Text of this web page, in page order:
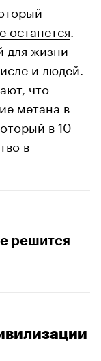
останется
для жизни
и людей.
что
метана в
в 10
в
решится